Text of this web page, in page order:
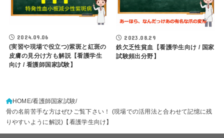
2024.09.06
(実習や現場で役立つ)紫斑と紅斑の
皮膚の見分け方も解説【看護学生
向け / 看護師国家試験】
2023.08.29
鉄欠乏性貧血【看護学生向け / 国家
試験頻出分野】
HOME 看護師国家試験
骨の名前苦手な方はぜひご覧下さい！ (現場での活用法と合わせて記憶に残
りやすいように解説)【看護学生向け】